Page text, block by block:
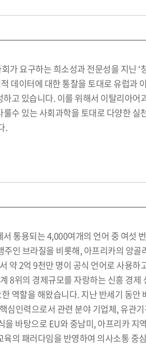
요구하는 희소성과 전문성을 지닌 ‘
데이터에 대한 통찰을 토대로 유럽과
고 있습니다. 이를 위해서 이탈리아
수 있는 사회과학을 토대로 다양한
.
통용되는 4,000여개의 언어 중 여섯
인 브라질을 비롯해, 아프리카의 앙
약 2억 9천만 명이 공식 언어로 사용
8위의 경제규모를 자랑하는 신흥 경
역할을 해왔습니다. 지난 반세기 동
인력으로서 관련 분야 기업체, 유관
바탕으로 EU와 중남미, 아프리카
의 패러다임을 반영하여 의사소통 중